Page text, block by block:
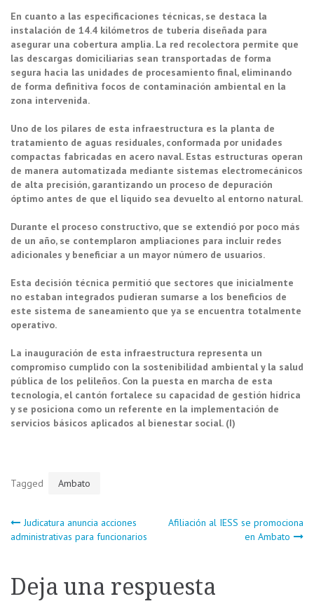
En cuanto a las especificaciones técnicas, se destaca la
instalación de 14.4 kilómetros de tubería diseñada para
asegurar una cobertura amplia. La red recolectora permite que
las descargas domiciliarias sean transportadas de forma
segura hacia las unidades de procesamiento final, eliminando
de forma definitiva focos de contaminación ambiental en la
zona intervenida.
Uno de los pilares de esta infraestructura es la planta de
tratamiento de aguas residuales, conformada por unidades
compactas fabricadas en acero naval. Estas estructuras operan
de manera automatizada mediante sistemas electromecánicos
de alta precisión, garantizando un proceso de depuración
óptimo antes de que el líquido sea devuelto al entorno natural.
Durante el proceso constructivo, que se extendió por poco más
de un año, se contemplaron ampliaciones para incluir redes
adicionales y beneficiar a un mayor número de usuarios.
Esta decisión técnica permitió que sectores que inicialmente
no estaban integrados pudieran sumarse a los beneficios de
este sistema de saneamiento que ya se encuentra totalmente
operativo.
La inauguración de esta infraestructura representa un
compromiso cumplido con la sostenibilidad ambiental y la salud
pública de los pelileños. Con la puesta en marcha de esta
tecnología, el cantón fortalece su capacidad de gestión hídrica
y se posiciona como un referente en la implementación de
servicios básicos aplicados al bienestar social. (I)
Tagged Ambato
Navegación
entradas
Judicatura anuncia acciones
administrativas para funcionarios
Afiliación al IESS se promociona
en Ambato
Deja una respuesta